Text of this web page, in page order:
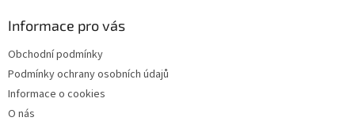
Informace pro vás
Obchodní podmínky
Podmínky ochrany osobních údajů
Informace o cookies
O nás